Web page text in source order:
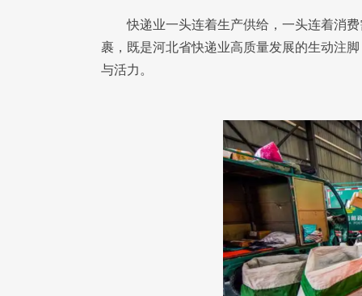
快递业一头连着生产供给，一头连着消
裹，既是河北省快递业高质量发展的生动注
与活力。